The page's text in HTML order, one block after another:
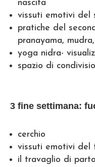
nascita
vissuti emotivi del
pratiche del
pranayama,
yoga nidra-
spazio di
3 fine settimana:
cerchio
vissuti emotivi del
il travaglio di